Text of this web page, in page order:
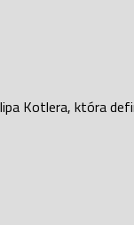
Kotlera, która